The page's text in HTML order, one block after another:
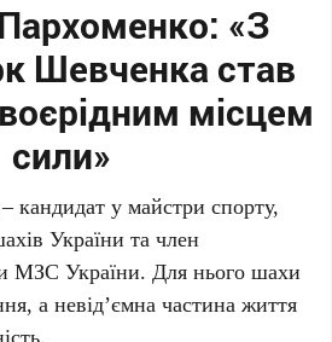
«З
Шевченка став
місцем
сили»
– кандидат у майстри спорту,
України та член
МЗС України. Для нього шахи
а невід’ємна частина життя